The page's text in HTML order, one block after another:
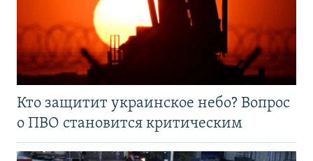
Кто защитит украинское небо? Вопрос
о ПВО становится критическим